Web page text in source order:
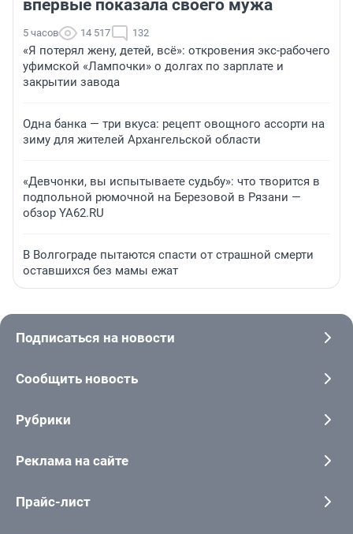
впервые показала своего мужа
5 часов 14 517 132
«Я потерял жену, детей, всё»: откровения экс-рабочего
уфимской «Лампочки» о долгах по зарплате и
закрытии завода
Одна банка — три вкуса: рецепт овощного ассорти на
зиму для жителей Архангельской области
«Девчонки, вы испытываете судьбу»: что творится в
подпольной рюмочной на Березовой в Рязани —
обзор YA62.RU
В Волгограде пытаются спасти от страшной смерти
оставшихся без мамы ежат
Подписаться на новости
Сообщить новость
Рубрики
Реклама на сайте
Прайс-лист